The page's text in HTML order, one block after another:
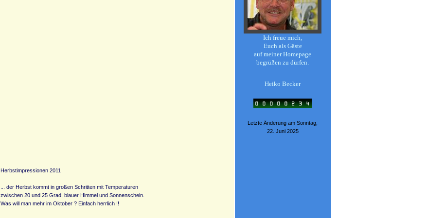
Herbstimpressionen 2011
... der Herbst kommt in großen Schritten mit Temperaturen
zwischen 20 und 25 Grad, blauer Himmel und Sonnenschein.
Was will man mehr im Oktober ? Einfach herrlich !!
Ich freue mich,
Euch als Gäste
auf meiner Homepage
begrüßen zu dürfen.
Heiko Becker
Letzte Änderung am Sonntag,
22. Juni 2025